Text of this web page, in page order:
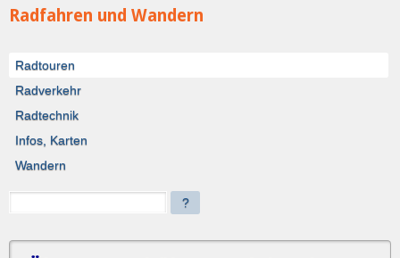
Radfahren und Wandern
Radtouren
Radverkehr
Radtechnik
Infos, Karten
Wandern
?